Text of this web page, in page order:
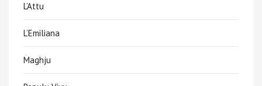
L’Attu
L’Emiliana
Maghju